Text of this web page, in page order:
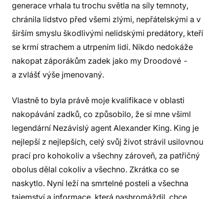
generace vrhala tu trochu světla na síly temnoty,
chránila lidstvo před všemi zlými, nepřátelskými a v
širším smyslu škodlivými nelidskými predátory, kteří
se krmí strachem a utrpením lidí. Nikdo nedokáže
nakopat záporákům zadek jako my Droodové -
a zvlášť výše jmenovaný.
Vlastně to byla právě moje kvalifikace v oblasti
nakopávání zadků, co způsobilo, že si mne všiml
legendární Nezávislý agent Alexander King. King je
nejlepší z nejlepších, celý svůj život strávil usilovnou
prací pro kohokoliv a všechny zároveň, za patřičný
obolus dělal cokoliv a všechno. Zkrátka co se
naskytlo. Nyní leží na smrtelné posteli a všechna
tajemství a informace, která nashromáždil, chce